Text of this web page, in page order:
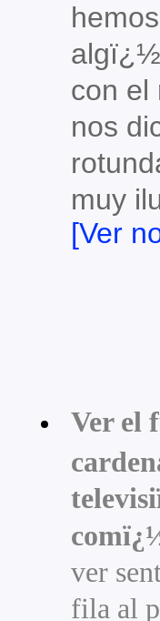
con el
nos
muy
[Ver
Ver el
ver
fila al